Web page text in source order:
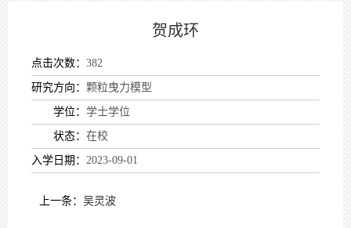
贺成环
点击次数： 382
研究方向： 颗粒曳力模型
学位： 学士学位
状态： 在校
入学日期： 2023-09-01
上一条： 吴灵波